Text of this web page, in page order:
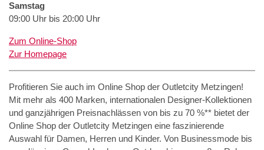
Samstag
09:00 Uhr bis 20:00 Uhr
Zum Online-Shop
Zur Homepage
Profitieren Sie auch im Online Shop der Outletcity Metzingen!
Mit mehr als 400 Marken, internationalen Designer-Kollektionen
und ganzjährigen Preisnachlässen von bis zu 70 %** bietet der
Online Shop der Outletcity Metzingen eine faszinierende
Auswahl für Damen, Herren und Kinder. Von Businessmode bis